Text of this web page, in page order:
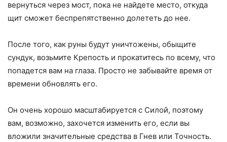
вернуться через мост, пока не найдете место, откуда
щит сможет беспрепятственно долететь до нее.
После того, как руны будут уничтожены, обыщите
сундук, возьмите Крепость и прокатитесь по всему, что
попадется вам на глаза. Просто не забывайте время от
времени обновлять его.
Он очень хорошо масштабируется с Силой, поэтому
вам, возможно, захочется изменить его, если вы
вложили значительные средства в Гнев или Точность.